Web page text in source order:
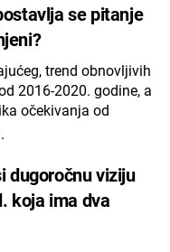
se pitanje
trend obnovljivih
2016-2020. godine, a
očekivanja od
dugoročnu viziju
koja ima dva